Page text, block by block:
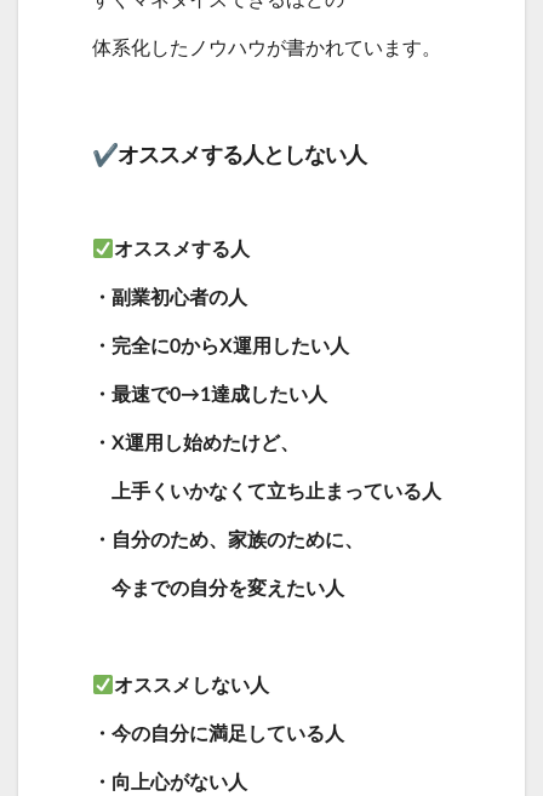
体系化したノウハウが書かれています。
✔︎︎︎︎オススメする人としない人
オススメする人
・副業初心者の人
・完全に0からX運用したい人
・最速で0→1達成したい人
・X運用し始めたけど、
上手くいかなくて立ち止まっている人
・自分のため、家族のために、
今までの自分を変えたい人
オススメしない人
・今の自分に満足している人
・向上心がない人